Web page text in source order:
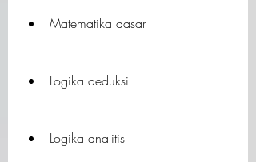
Matematika dasar
Logika deduksi
Logika analitis